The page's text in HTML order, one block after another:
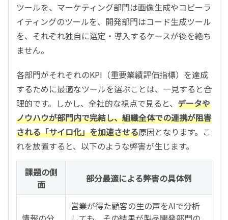
ツールを、マーケティング部門は画像生成やコピーラ
イティングのツールを、開発部門はコード生成ツール
を、それぞれ独自に選定・導入するケースが後を絶ち
ません。
各部門がそれぞれのKPI（重要業績評価指標）を達成
するために最適なツールを選ぶことは、一見すると合
理的です。しかし、全社的な視点で見ると、 データや
ノウハウが部門内で完結し、組織全体での連携が阻害
される「サイロ化」を加速させる原因となります。こ
れを放置すると、以下のような弊害が生じます。
課題の側
面
部分最適による弊害の具体例
営業が得た顧客の生の声をAIで分析